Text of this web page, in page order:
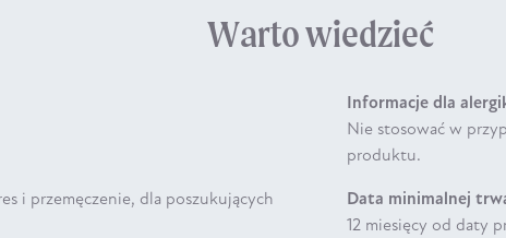
Warto wiedzieć
i przemęczenie, dla poszukujących
Informacje dla
Nie stosować w
produktu.
Data minimalnej
12 miesięcy od daty